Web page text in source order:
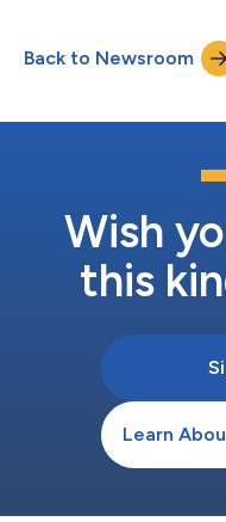
げました。これは、製品
です。ITRSはGeneos（ア
Opsview（インフラスト
Analyticsに統合すること
れない業界において、可
の最高経営責任者（CEO
括的な可観測性を実現し
Back to Newsroom
Wish
this
Learn